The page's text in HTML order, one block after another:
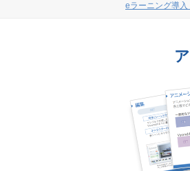
eラーニング導